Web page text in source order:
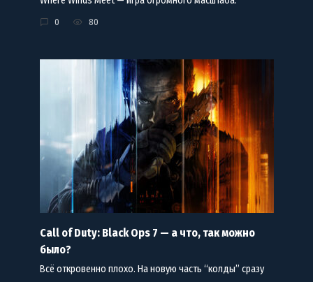
0 80
Call of Duty: Black Ops 7 — а что, так можно
было?
Всё откровенно плохо. На новую часть “колды” сразу